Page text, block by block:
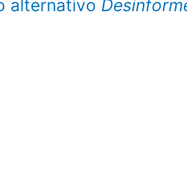
alternativo